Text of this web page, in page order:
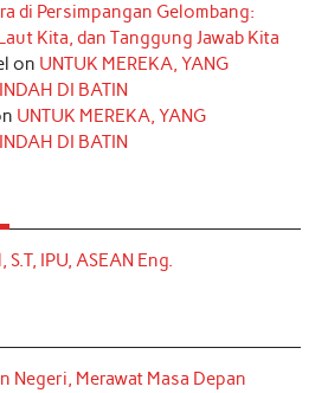
di Persimpangan Gelombang:
Kita, dan Tanggung Jawab Kita
on UNTUK MEREKA, YANG
DI BATIN
UNTUK MEREKA, YANG
DI BATIN
IPU, ASEAN Eng.
Negeri, Merawat Masa Depan